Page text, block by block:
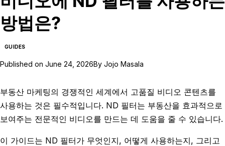
방법은?
GUIDES
Published on June 24, 2026By Jojo Masala
부동산 마케팅의 경쟁적인 세계에서 고품질 비디오 콘텐츠를
사용하는 것은 필수적입니다. ND 필터는 부동산을 효과적으로
보여주는 전문적인 비디오를 만드는 데 도움을 줄 수 있습니다.
이 가이드는 ND 필터가 무엇인지, 어떻게 사용하는지, 그리고